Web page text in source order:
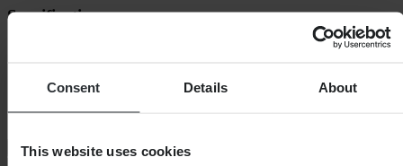
Consent Details About
This website uses cookies
Specificaties
Artikelnummer van fabrikant24-1476-PW
Verpakkingsbreedte
Verzending & retouren